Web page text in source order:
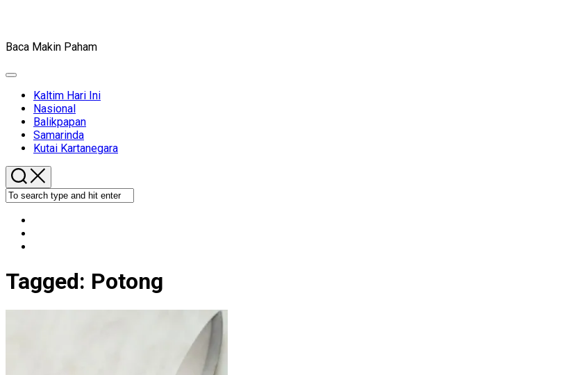
Baca Makin Paham
Expand
Kaltim Hari Ini
Nasional
Balikpapan
Samarinda
Kutai Kartanegara
Tagged: Potong